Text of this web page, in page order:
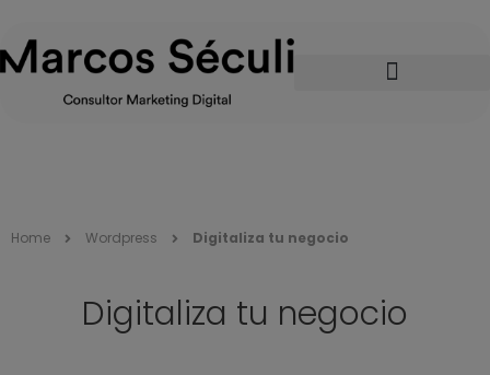
Home Wordpress Digitaliza tu negocio
Digitaliza tu negocio